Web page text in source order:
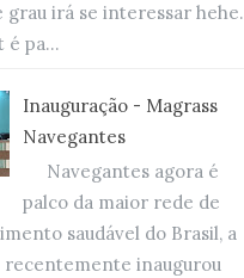
grau irá se interessar hehe.
é pa...
Inauguração - Magrass
Navegantes
Navegantes agora é
palco da maior rede de
saudável do Brasil, a
recentemente inaugurou